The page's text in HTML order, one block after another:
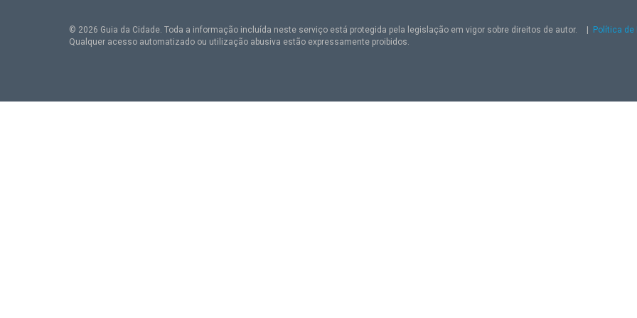
© 2026 Guia da Cidade. Toda a informação incluída neste serviço está protegida pela legislação em vigor sobre direitos de autor.
Política de
Qualquer acesso automatizado ou utilização abusiva estão expressamente proibidos.